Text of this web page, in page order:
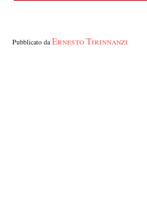
Pubblicato daErnesto Tirinnanzi